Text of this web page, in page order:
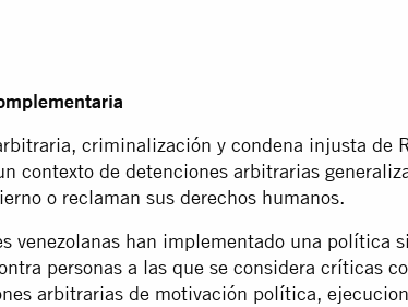
criminalización y condena injusta de
contexto de detenciones arbitrarias
o reclaman sus derechos humanos.
venezolanas han implementado una política
personas a las que se considera críticas
arbitrarias de motivación política,